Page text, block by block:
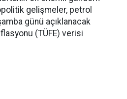
gelişmeler, petrol
günü açıklanacak
(TÜFE) verisi